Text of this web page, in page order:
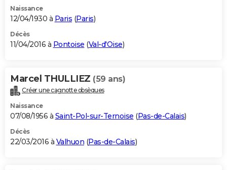
Naissance
12/04/1930 à Paris (Paris)
Décès
11/04/2016 à Pontoise (Val-d'Oise)
Marcel THULLIEZ (59 ans)
Créer une cagnotte obsèques
Naissance
07/08/1956 à Saint-Pol-sur-Ternoise (Pas-de-Calais)
Décès
22/03/2016 à Valhuon (Pas-de-Calais)